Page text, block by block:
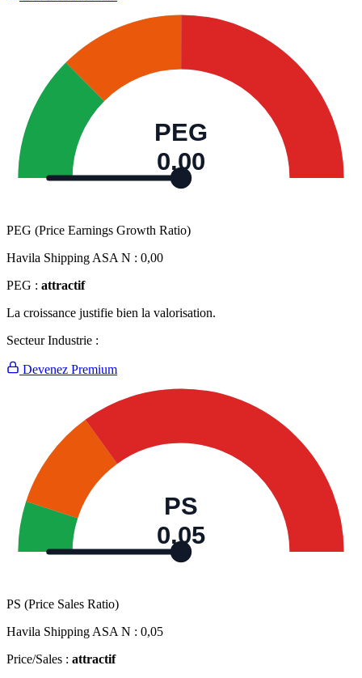
PEG
0,00
PEG (Price Earnings Growth Ratio)
Havila Shipping ASA N : 0,00
PEG : attractif
La croissance justifie bien la valorisation.
Secteur Industrie :
Devenez Premium
PS
0,05
PS (Price Sales Ratio)
Havila Shipping ASA N : 0,05
Price/Sales : attractif